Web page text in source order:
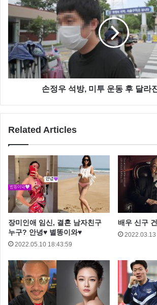
손정우 석방, 미투 운동 후 달라
Related Articles
장미인애 임신, 결혼 남자친구
누구? 안녕♥ 별똥이와♥
2022.05.10 18:43:59
배우 신구
2022.03.13